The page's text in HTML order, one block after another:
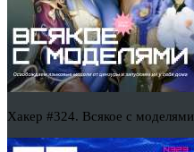
Хакер #324. Всякое с моделями